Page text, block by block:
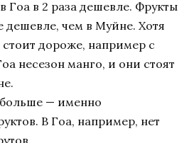
Гоа в 2 раза дешевле. Фрукты
чем в Муйне. Хотя
стоит дороже, например с
несезон манго, и они стоят
— именно
В Гоа, например, нет